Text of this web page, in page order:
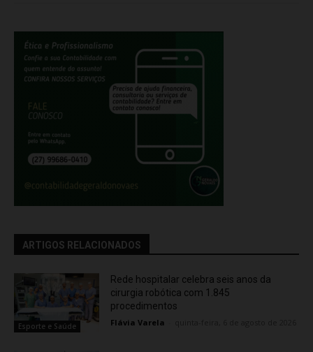
ARTIGOS RELACIONADOS
Esporte e Saúde
Rede hospitalar celebra seis anos da
cirurgia robótica com 1.845
procedimentos
Flávia Varela